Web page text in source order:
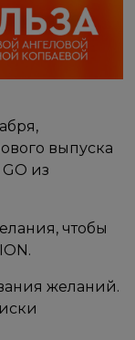
выпуска
из
чтобы
желаний.